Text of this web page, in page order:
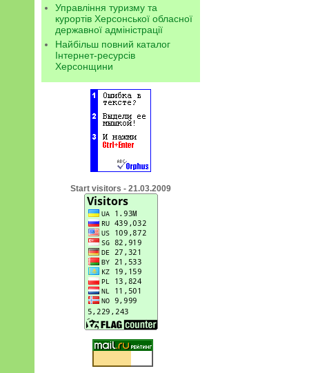
Управління туризму та
курортів Херсонської обласної
державної адміністрації
Найбільш повний каталог
Інтернет-ресурсів
Херсонщини
Start visitors - 21.03.2009